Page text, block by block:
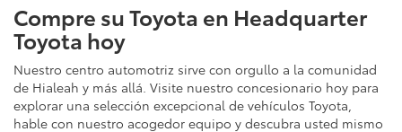
Compre su Toyota en Headquarter
Toyota hoy
Nuestro centro automotriz sirve con orgullo a la comunidad
de Hialeah y más allá. Visite nuestro concesionario hoy para
explorar una selección excepcional de vehículos Toyota,
hable con nuestro acogedor equipo y descubra usted mismo